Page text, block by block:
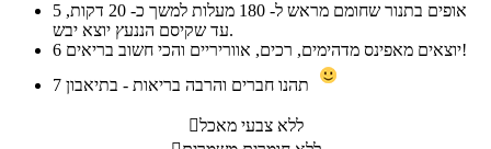
5
עד שקיסם הננעץ יוצא יבש.
6
יוצאים מאפינס מדהימים, רכים, אווריריים והכי חשוב בריאים!
7
ללא צבעי מאכל